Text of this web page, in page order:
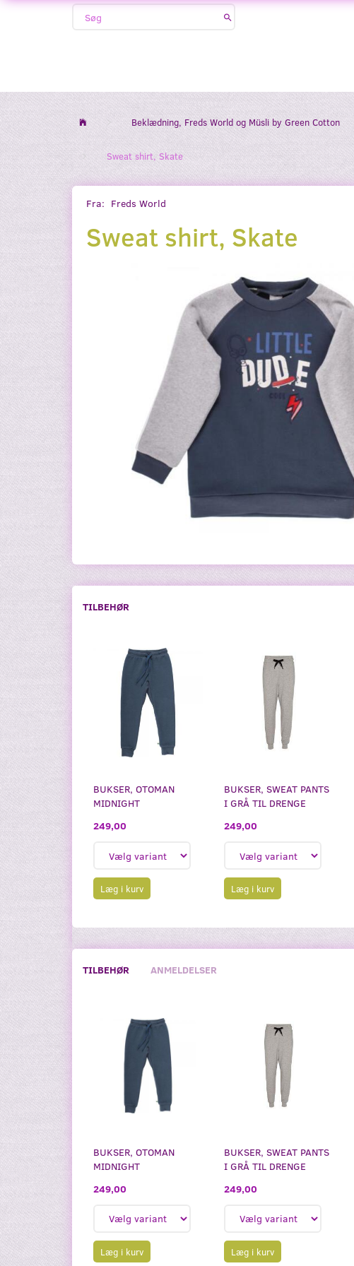
Beklædning, Freds World og Müsli by Green Cotton
Sweat shirt, Skate
Fra: Freds World
Sweat shirt, Skate
TILBEHØR
BUKSER, OTOMAN
MIDNIGHT
249,00
Læg i kurv
BUKSER, SWEAT PANTS
I GRÅ TIL DRENGE
249,00
Læg i kurv
TILBEHØR ANMELDELSER
BUKSER, OTOMAN
MIDNIGHT
249,00
Læg i kurv
BUKSER, SWEAT PANTS
I GRÅ TIL DRENGE
249,00
Læg i kurv